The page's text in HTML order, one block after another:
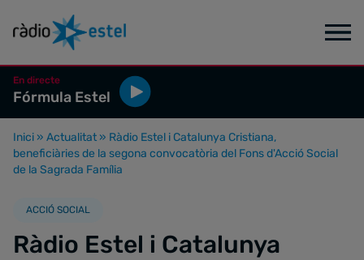
En directe
Fórmula Estel
Inici » Actualitat » Ràdio Estel i Catalunya Cristiana,
beneficiàries de la segona convocatòria del Fons d'Acció Social
de la Sagrada Família
ACCIÓ SOCIAL
Ràdio Estel i Catalunya